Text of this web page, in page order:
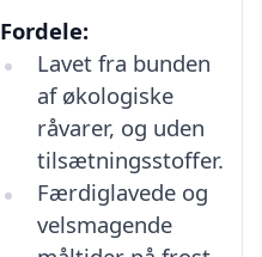
Fordele:
Lavet fra bunden
af økologiske
råvarer, og uden
tilsætningsstoffer.
Færdiglavede og
velsmagende